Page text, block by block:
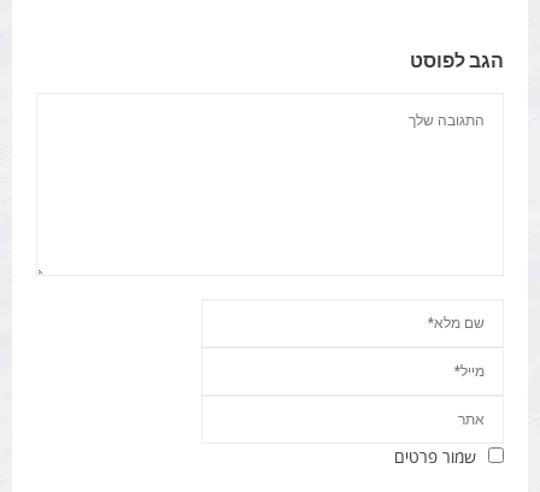
הגב לפוסט
שמור פרטים